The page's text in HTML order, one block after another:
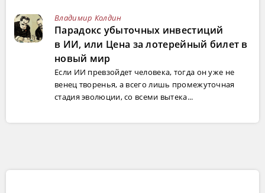
Владимир Колдин
Парадокс убыточных инвестиций
в ИИ, или Цена за лотерейный билет в
новый мир
Если ИИ превзойдет человека, тогда он уже не
венец творенья, а всего лишь промежуточная
стадия эволюции, со всеми вытека...